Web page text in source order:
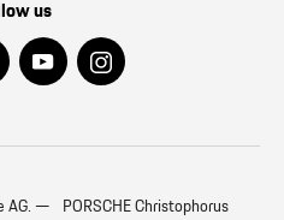
us
AG. — PORSCHE Christophorus